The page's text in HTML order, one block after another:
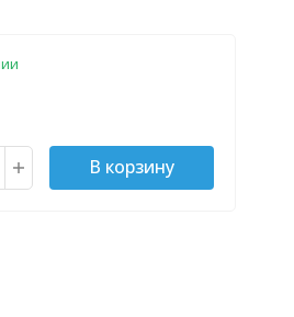
В корзину